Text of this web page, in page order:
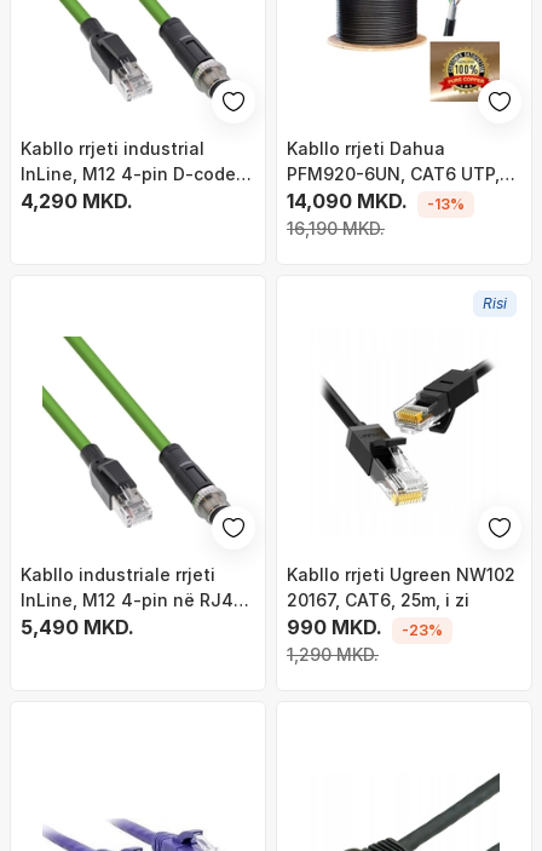
Kabllo rrjeti industrial
InLine, M12 4-pin D-coded
në RJ45, CAT5E, 5m, i
4,290 MKD.
Kabllo rrjeti Dahua
PFM920-6UN, CAT6 UTP,
305m, e zezë
14,090 MKD.
16,190 MKD.
-13%
Kabllo industriale rrjeti
InLine, M12 4-pin në RJ45,
CAT5E 7.5m, e verdhë
5,490 MKD.
Risi
Kabllo rrjeti Ugreen NW102
20167, CAT6, 25m, i zi
990 MKD.
1,290 MKD.
-23%